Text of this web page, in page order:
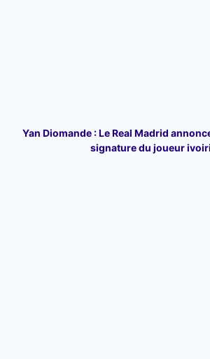
Yan Diomande : Le Real Madrid
signature du joueur